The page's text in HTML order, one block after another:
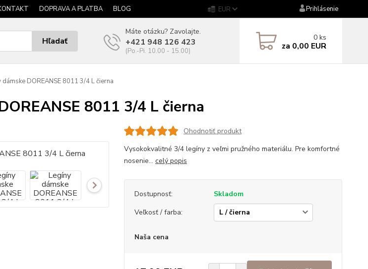
DOPRAVA A PLATBA BLOG EUR Prihlásenie
Hľadať
Máte otázku? Zavolajte.
+421 948 126 423
(Po.-Pi. 10.00 - 15.00)
0 ks
za 0,00 EUR
dámske DOREANSE 8011 3/4 L čierna
8011 3/4 L čierna
Ohodnotiť produkt
Vysokokvalitné 3/4 legíny z veľmi pružného materiálu. Pre komfortné
nosenie... celý popis
Dostupnosť:
Skladom
Veľkosť / farba:
Naša cena